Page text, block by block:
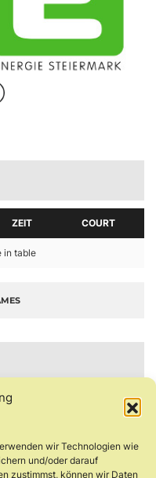
wir Technologien wie
und/oder darauf
zustimmst, können wir Daten
ZEIT COURT
in table